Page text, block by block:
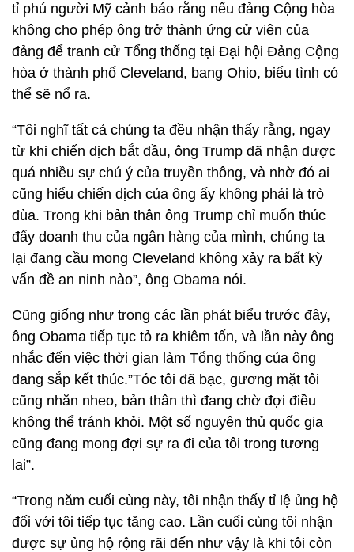
tỉ phú người Mỹ cảnh báo rằng nếu đảng Cộng hòa
không cho phép ông trở thành ứng cử viên của
đảng để tranh cử Tổng thống tại Đại hội Đảng Cộng
hòa ở thành phố Cleveland, bang Ohio, biểu tình có
thể sẽ nổ ra.
“Tôi nghĩ tất cả chúng ta đều nhận thấy rằng, ngay
từ khi chiến dịch bắt đầu, ông Trump đã nhận được
quá nhiều sự chú ý của truyền thông, và nhờ đó ai
cũng hiểu chiến dịch của ông ấy không phải là trò
đùa. Trong khi bản thân ông Trump chỉ muốn thúc
đẩy doanh thu của ngân hàng của mình, chúng ta
lại đang cầu mong Cleveland không xảy ra bất kỳ
vấn đề an ninh nào”, ông Obama nói.
Cũng giống như trong các lần phát biểu trước đây,
ông Obama tiếp tục tỏ ra khiêm tốn, và lần này ông
nhắc đến việc thời gian làm Tổng thống của ông
đang sắp kết thúc.”Tóc tôi đã bạc, gương mặt tôi
cũng nhăn nheo, bản thân thì đang chờ đợi điều
không thể tránh khỏi. Một số nguyên thủ quốc gia
cũng đang mong đợi sự ra đi của tôi trong tương
lai”.
“Trong năm cuối cùng này, tôi nhận thấy tỉ lệ ủng hộ
đối với tôi tiếp tục tăng cao. Lần cuối cùng tôi nhận
được sự ủng hộ rộng rãi đến như vậy là khi tôi còn